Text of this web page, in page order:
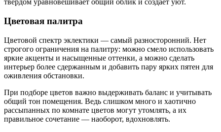
твердом уравновешивает общий облик и создает уют.
Цветовая палитра
Цветовой спектр эклектики — самый разносторонний. Нет
строгого ограничения на палитру: можно смело использовать
яркие акценты и насыщенные оттенки, а можно сделать
интерьер более сдержанным и добавить пару ярких пятен для
оживления обстановки.
При подборе цветов важно выдерживать баланс и учитывать
общий тон помещения. Ведь слишком много и хаотично
рассыпанных по комнате цветов могут утомлять, а их
правильное сочетание — наоборот, вдохновлять.